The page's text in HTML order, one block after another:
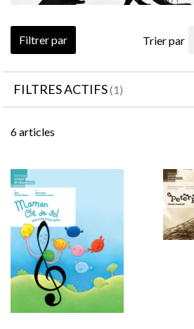
6articles
Trier par
Filtrer par
FILTRES ACTIFS